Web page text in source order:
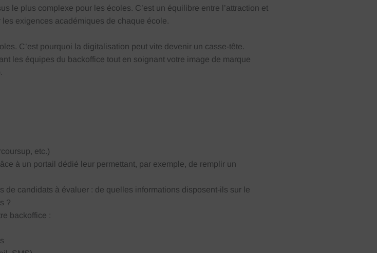
le plus complexe pour les écoles. C’est un équilibre entre l’attraction et
exigences académiques de chaque école.
C’est pourquoi la digitalisation peut vite devenir un casse-tête.
les équipes du backoffice tout en soignant votre image de marque
etc.)
à un portail dédié leur permettant, par exemple, de remplir un
de candidats à évaluer : de quelles informations disposent-ils sur le
?
backoffice :